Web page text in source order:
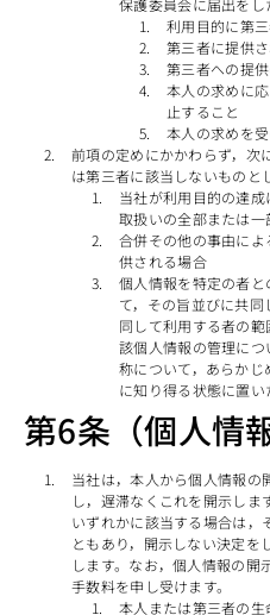
利用目的に第
第三者に提供
第三者への提
本人の求めに
止すること
本人の求めを
前項の定めにかかわらず，次
は第三者に該当しないものと
当社が利用目的の達
取扱いの全部または
合併その他の事由に
供される場合
個人情報を特定の者
て，その旨並びに共
同して利用する者の
該個人情報の管理に
称について，あらか
に知り得る状態に置い
第6条（個人情
当社は，本人から個人情報の
し，遅滞なくこれを開示し
いずれかに該当する場合は，
ともあり，開示しない決定を
します。なお，個人情報の開
手数料を申し受けます。
本人または第三者の